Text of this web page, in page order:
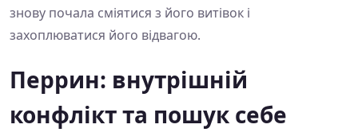
знову почала сміятися з його витівок і
захоплюватися його відвагою.
Перрин: внутрішній
конфлікт та пошук себе